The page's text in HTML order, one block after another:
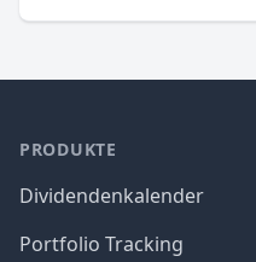
PRODUKTE
Dividendenkalender
Portfolio Tracking